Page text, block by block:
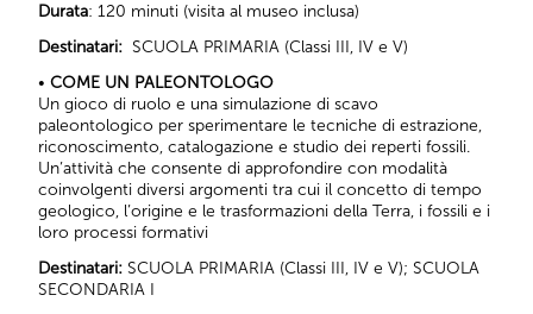
Durata: 120 minuti (visita al museo inclusa)
Destinatari: SCUOLA PRIMARIA (Classi III, IV e V)
• COME UN PALEONTOLOGO
Un gioco di ruolo e una simulazione di scavo
paleontologico per sperimentare le tecniche di estrazione,
riconoscimento, catalogazione e studio dei reperti fossili.
Un’attività che consente di approfondire con modalità
coinvolgenti diversi argomenti tra cui il concetto di tempo
geologico, l’origine e le trasformazioni della Terra, i fossili e i
loro processi formativi
Destinatari: SCUOLA PRIMARIA (Classi III, IV e V); SCUOLA
SECONDARIA I